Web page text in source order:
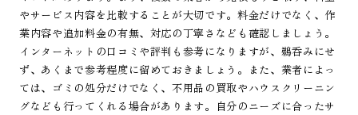
やサービス内容を比較することが大切です。料金だけでなく、作
業内容や追加料金の有無、対応の丁寧さなども確認しましょう。
インターネットの口コミや評判も参考になりますが、鵜呑みにせ
ず、あくまで参考程度に留めておきましょう。また、業者によっ
ては、ゴミの処分だけでなく、不用品の買取やハウスクリーニン
グなども行ってくれる場合があります。自分のニーズに合ったサ